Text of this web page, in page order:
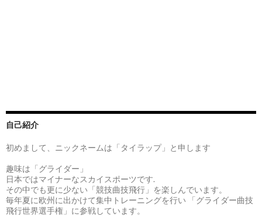
自己紹介
初めまして、ニックネームは「タイラップ」と申します
趣味は「グライダー」
日本ではマイナーなスカイスポーツです.
その中でも更に少ない「競技曲技飛行」を楽しんでいます。
毎年夏に欧州に出かけて集中トレーニングを行い 「グライダー曲技
飛行世界選手権」に参戦しています。